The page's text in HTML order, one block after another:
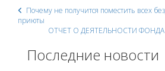
Post
navigation
Почему не получится поместить всех
приюты
ОТЧЕТ О ДЕЯТЕЛЬНОСТИ ФОНДА
Последние новости